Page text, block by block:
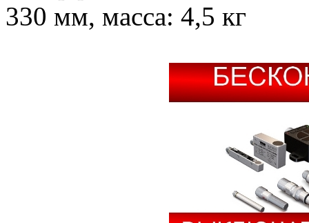
330 мм, масса: 4,5 кг